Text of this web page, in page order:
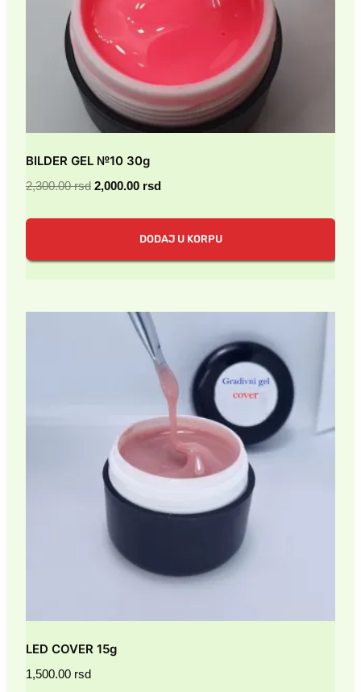
BILDER GEL №10 30g
2,300.00rsd Originalna
2,300.00 rsd.
2,000.00 rsdTrenutna
2,000.00 rsd.
DODAJ U KORPU
LED COVER 15g
1,500.00 rsd